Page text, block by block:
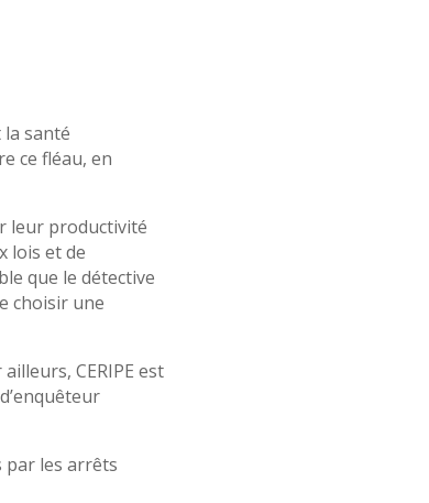
santé
ce fléau, en
leur productivité
lois et de
que le détective
choisir une
CERIPE est
par les arrêts